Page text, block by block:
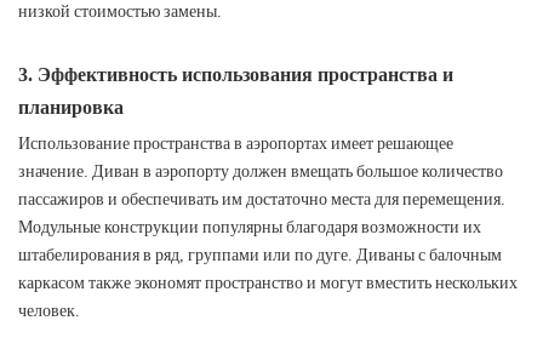
низкой стоимостью замены.
3. Эффективность использования пространства и
планировка
Использование пространства в аэропортах имеет решающее
значение. Диван в аэропорту должен вмещать большое количество
пассажиров и обеспечивать им достаточно места для перемещения.
Модульные конструкции популярны благодаря возможности их
штабелирования в ряд, группами или по дуге. Диваны с балочным
каркасом также экономят пространство и могут вместить нескольких
человек.